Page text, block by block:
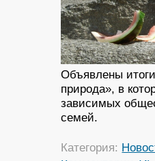
Объявлены
природа», в
зависимых
семей.
Категория: